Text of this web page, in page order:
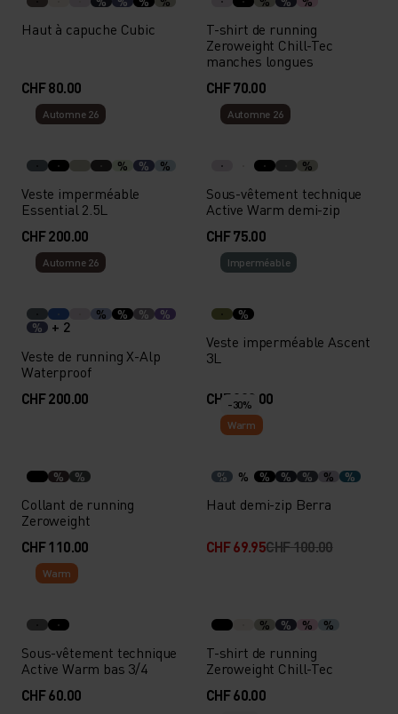
Haut à capuche Cubic
CHF 80.00
T-shirt de running
Zeroweight Chill-Tec
manches longues
CHF 70.00
Automne 26
% % %
Veste imperméable
Essential 2.5L
CHF 200.00
Automne 26
%
Sous-vêtement technique
Active Warm demi-zip
CHF 75.00
Automne 26
% % %
%
%
+ 2
Veste de running X-Alp
Waterproof
CHF 200.00
Imperméable
%
Veste imperméable Ascent
3L
CHF 390.00
% %
Collant de running
Zeroweight
CHF 110.00
-30%
Warm
% % % % % % %
Haut demi-zip Berra
CHF 69.95CHF 100.00
Warm
Sous-vêtement technique
Active Warm bas 3/4
CHF 60.00
% % % %
T-shirt de running
Zeroweight Chill-Tec
CHF 60.00